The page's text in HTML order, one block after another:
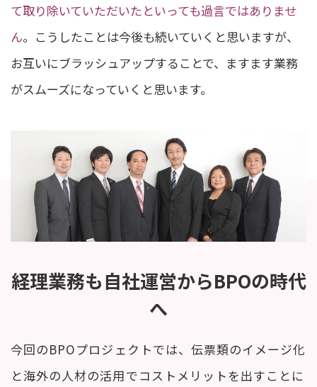
て取り除いていただいたといっても過言ではありませ
ん。こうしたことは今後も続いていくと思いますが、
お互いにブラッシュアップすることで、ますます業務
がスムーズになっていくと思います。
経理業務も自社運営からBPOの時代
へ
今回のBPOプロジェクトでは、伝票類のイメージ化
と海外の人材の活用でコストメリットを出すことに